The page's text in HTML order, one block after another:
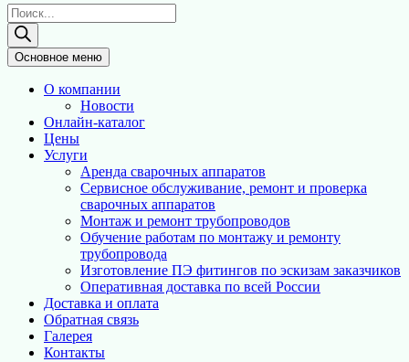
Поиск
товаров
Основное меню
О компании
Новости
Онлайн-каталог
Цены
Услуги
Аренда сварочных аппаратов
Сервисное обслуживание, ремонт и проверка
сварочных аппаратов
Монтаж и ремонт трубопроводов
Обучение работам по монтажу и ремонту
трубопровода
Изготовление ПЭ фитингов по эскизам заказчиков
Оперативная доставка по всей России
Доставка и оплата
Обратная связь
Галерея
Контакты